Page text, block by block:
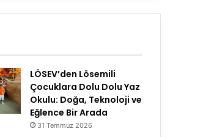
LÖSEV’den Lösemili
Çocuklara Dolu Dolu Yaz
Okulu: Doğa, Teknoloji ve
Eğlence Bir Arada
31 Temmuz 2026